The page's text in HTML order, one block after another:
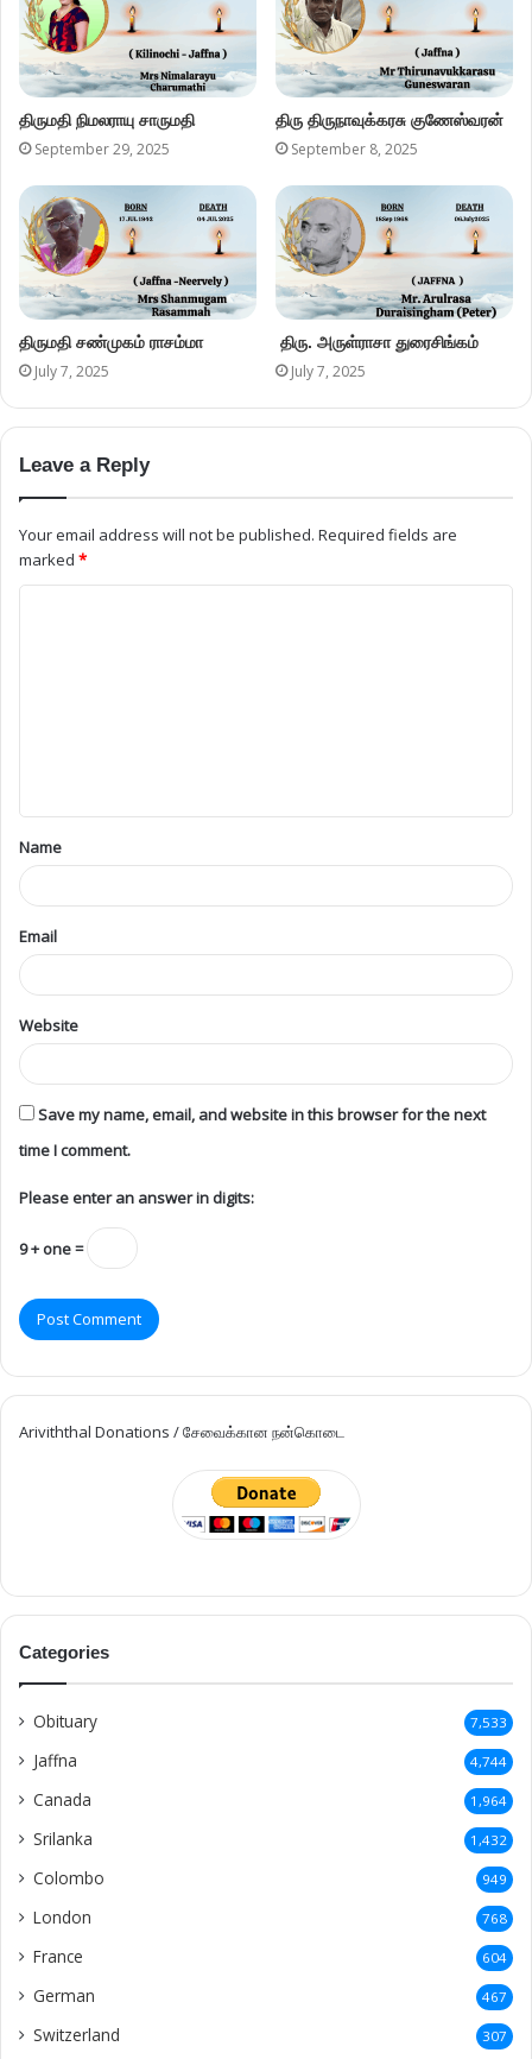
திருமதி நிமலராயு சாருமதி
September 29, 2025
திரு திருநாவுக்கரசு குணேஸ்வரன்
September 8, 2025
திருமதி சண்முகம் ராசம்மா
July 7, 2025
திரு. அருள்ராசா துரைசிங்கம்
July 7, 2025
Leave a Reply
Your email address will not be published. Required fields are
marked *
Name
Email
Website
Save my name, email, and website in this browser for the next
time I comment.
Please enter an answer in digits:
9 + one =
Ariviththal Donations / சேவைக்கான நன்கொடை
Categories
Obituary 7,533
Jaffna 4,744
Canada 1,964
Srilanka 1,432
Colombo 949
London 768
France 604
German 467
Switzerland 307